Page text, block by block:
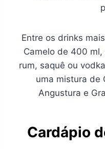
Entre os drinks
Camelo de 400
rum, saquê ou
uma mistura de
Angustura e
Cardápio